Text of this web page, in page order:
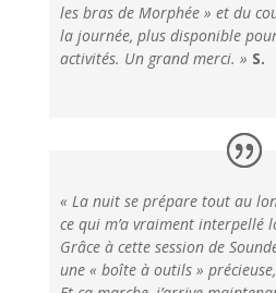
les bras de Morphée » et du
la journée, plus disponible
activités. Un grand merci. » S.
« La nuit se prépare tout au
ce qui m’a vraiment interpellé
Grâce à cette session de
une « boîte à outils » précieuse,